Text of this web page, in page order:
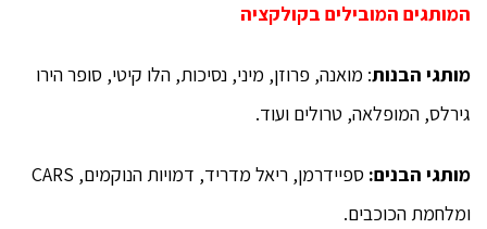
המותגים המובילים בקולקציה
מותגי הבנות: מואנה, פרוזן, מיני, נסיכות, הלו קיטי, סופר הירו
גירלס, המופלאה, טרולים ועוד.
מותגי הבנים:
ספיידרמן, ריאל מדריד, דמויות הנוקמים, CARS
ומלחמת הכוכבים.